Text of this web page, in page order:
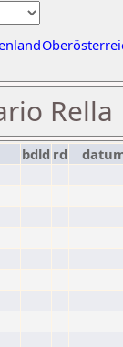
Rella
bdld rd